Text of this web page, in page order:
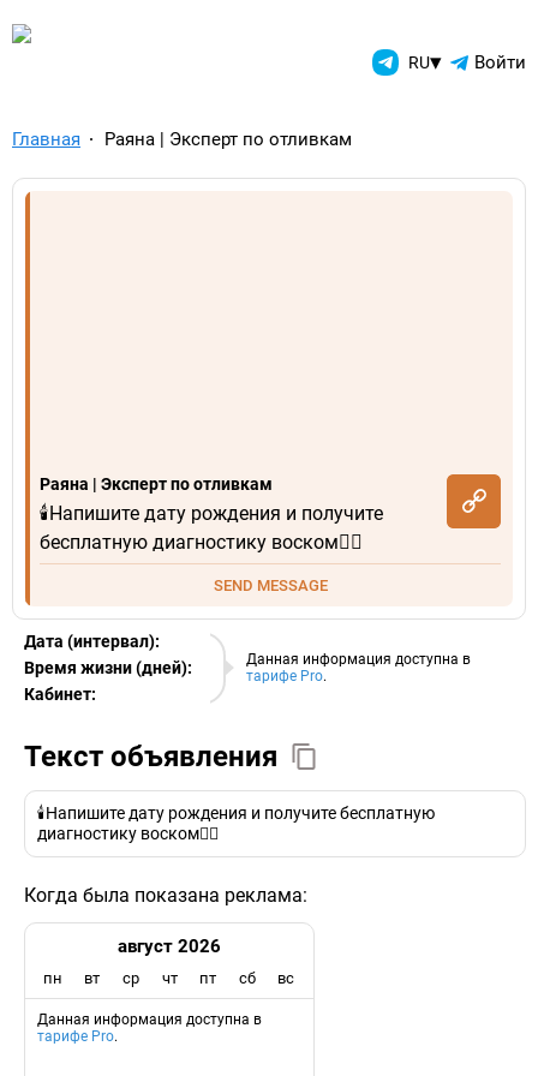
TelegramAds.com — RU▾ Войти
Главная Раяна | Эксперт по отливкам
Раяна | Эксперт по отливкам
🕯️Напишите дату рождения и получите
бесплатную диагностику воском👇🏼
SEND MESSAGE
Данная информация доступна в
тарифе Pro.
Дата (интервал):
08.08.2026
Время жизни (дней):
Кабинет:
EURO
Текст объявления
🕯️Напишите дату рождения и получите бесплатную
диагностику воском👇🏼
Когда была показана реклама:
август 2026
пн вт ср чт пт сб вс
Данная информация доступна в
тарифе Pro.